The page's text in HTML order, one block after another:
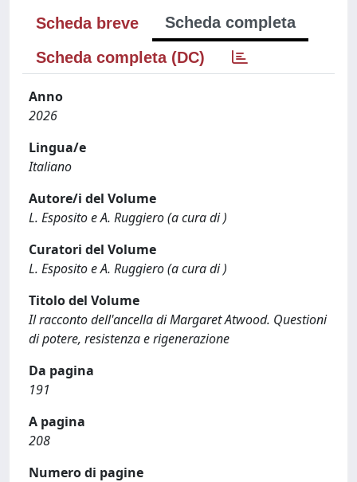
Scheda breve
Scheda completa
Scheda completa (DC)
Anno
2026
Lingua/e
Italiano
Autore/i del Volume
L. Esposito e A. Ruggiero (a cura di )
Curatori del Volume
L. Esposito e A. Ruggiero (a cura di )
Titolo del Volume
Il racconto dell'ancella di Margaret Atwood. Questioni
di potere, resistenza e rigenerazione
Da pagina
191
A pagina
208
Numero di pagine